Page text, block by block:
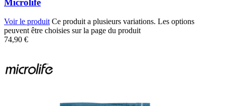
Microlife
Voir le produit Ce produit a plusieurs variations. Les options
peuvent être choisies sur la page du produit
74,90 €